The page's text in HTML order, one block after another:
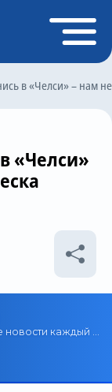
в «Челси» – нам
«Челси»